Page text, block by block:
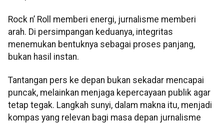
Rock n’ Roll memberi energi, jurnalisme memberi
arah. Di persimpangan keduanya, integritas
menemukan bentuknya sebagai proses panjang,
bukan hasil instan.
Tantangan pers ke depan bukan sekadar mencapai
puncak, melainkan menjaga kepercayaan publik agar
tetap tegak. Langkah sunyi, dalam makna itu, menjadi
kompas yang relevan bagi masa depan jurnalisme